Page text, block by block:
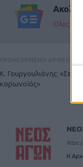
Όλες οι
Κ. Γουργουλιάνης: «Σε
κορωνοϊός»
Η